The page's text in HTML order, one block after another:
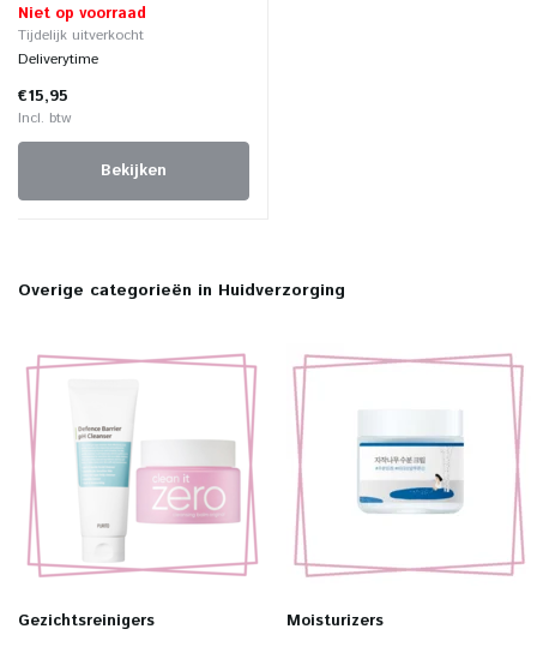
Niet op voorraad
Tijdelijk uitverkocht
Deliverytime
€15,95
Incl. btw
Bekijken
Overige categorieën in Huidverzorging
Gezichtsreinigers Moisturizers